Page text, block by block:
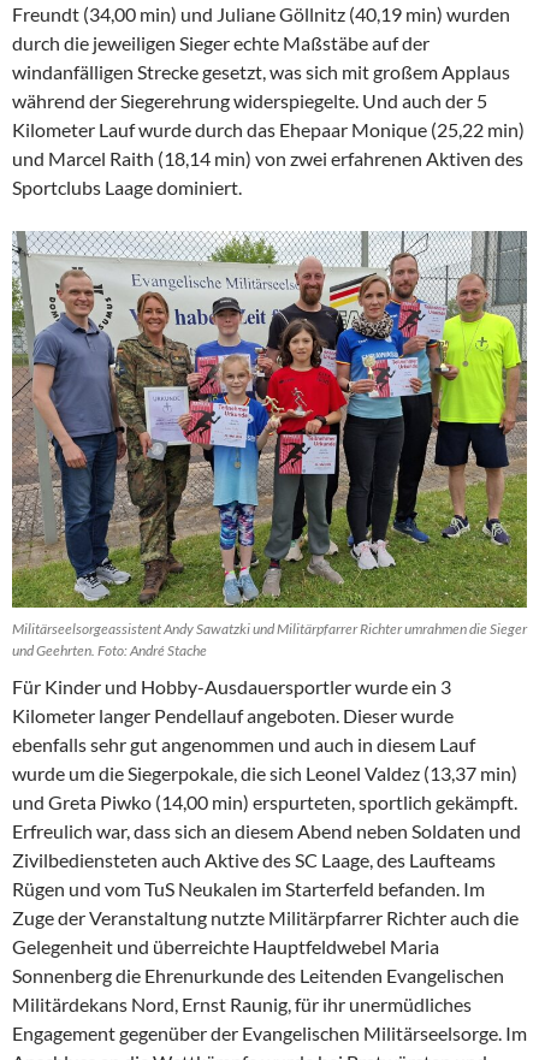
Freundt (34,00 min) und Juliane Göllnitz (40,19 min) wurden
durch die jeweiligen Sieger echte Maßstäbe auf der
windanfälligen Strecke gesetzt, was sich mit großem Applaus
während der Siegerehrung widerspiegelte. Und auch der 5
Kilometer Lauf wurde durch das Ehepaar Monique (25,22 min)
und Marcel Raith (18,14 min) von zwei erfahrenen Aktiven des
Sportclubs Laage dominiert.
Militärseelsorgeassistent Andy Sawatzki und Militärpfarrer Richter umrahmen die Sieger
und Geehrten. Foto: André Stache
Für Kinder und Hobby-Ausdauersportler wurde ein 3
Kilometer langer Pendellauf angeboten. Dieser wurde
ebenfalls sehr gut angenommen und auch in diesem Lauf
wurde um die Siegerpokale, die sich Leonel Valdez (13,37 min)
und Greta Piwko (14,00 min) erspurteten, sportlich gekämpft.
Erfreulich war, dass sich an diesem Abend neben Soldaten und
Zivilbediensteten auch Aktive des SC Laage, des Laufteams
Rügen und vom TuS Neukalen im Starterfeld befanden. Im
Zuge der Veranstaltung nutzte Militärpfarrer Richter auch die
Gelegenheit und überreichte Hauptfeldwebel Maria
Sonnenberg die Ehrenurkunde des Leitenden Evangelischen
Militärdekans Nord, Ernst Raunig, für ihr unermüdliches
Engagement gegenüber der Evangelischen Militärseelsorge. Im